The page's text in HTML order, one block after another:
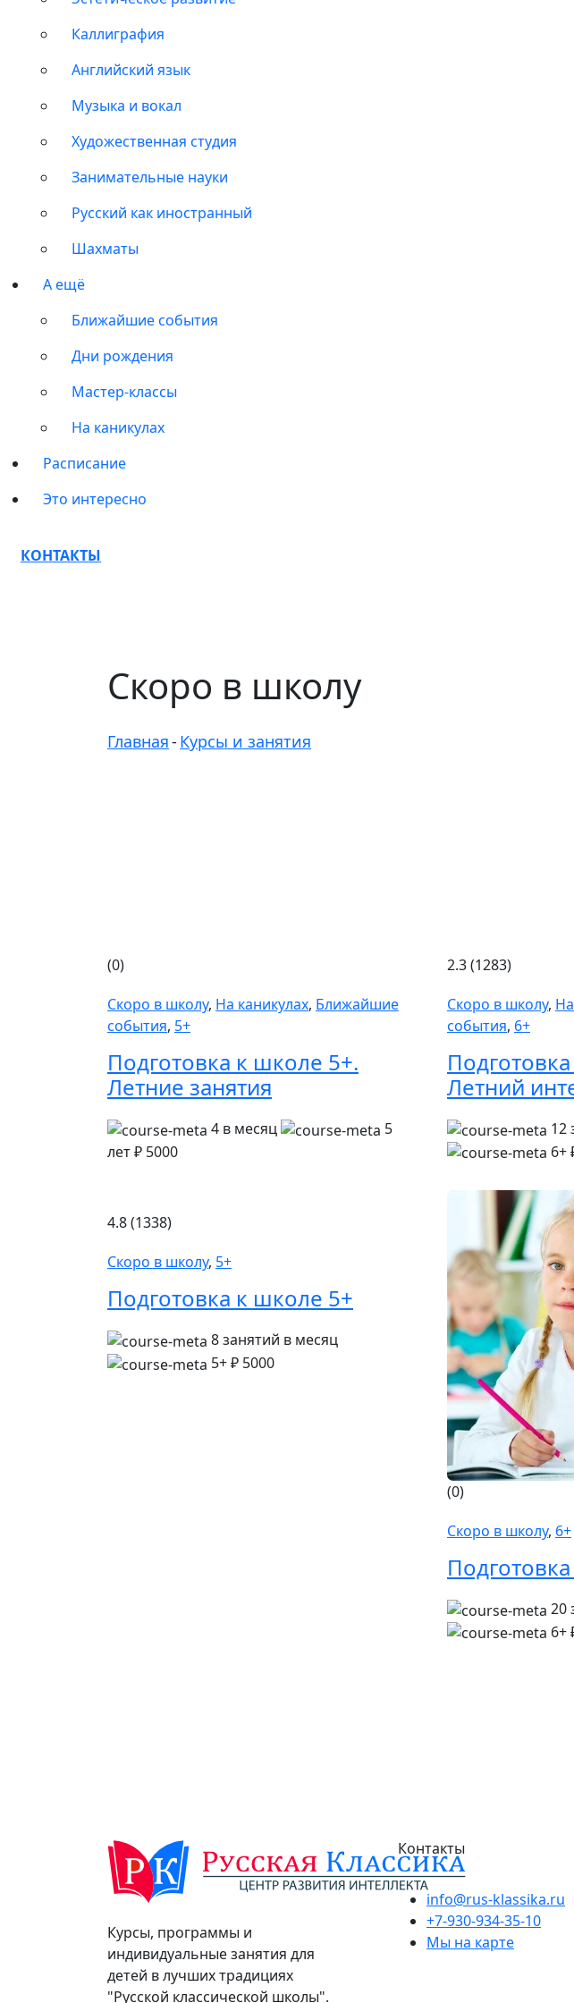
Каллиграфия
Английский язык
Музыка и вокал
Художественная студия
Занимательные науки
Русский как иностранный
Шахматы
А ещё
Ближайшие события
Дни рождения
Мастер-классы
На каникулах
Расписание
Это интересно
КОНТАКТЫ
Скоро в школу
Главная- Курсы и занятия
(0)
Скоро в школу, На каникулах, Ближайшие
события, 5+
Подготовка к школе 5+.
Летние занятия
4 в месяц
5
лет₽ 5000
2.3 (1283)
Скоро в школу,
события, 6+
Летний
12
6+
4.8 (1338)
Скоро в школу, 5+
Подготовка к школе 5+
8 занятий в месяц
5+₽ 5000
(0)
Скоро в школу, 6+
20
6+
Курсы, программы и
индивидуальные занятия для
детей в лучших традициях
"Русской классической школы".
Контакты
info@rus-klassika.ru
+7-930-934-35-10
Мы на карте